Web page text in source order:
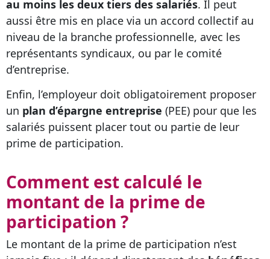
au moins les deux tiers des salariés. Il peut
aussi être mis en place via un accord collectif au
niveau de la branche professionnelle, avec les
représentants syndicaux, ou par le comité
d’entreprise.
Enfin, l’employeur doit obligatoirement proposer
un plan d’épargne entreprise (PEE) pour que les
salariés puissent placer tout ou partie de leur
prime de participation.
Comment est calculé le
montant de la prime de
participation ?
Le montant de la prime de participation n’est